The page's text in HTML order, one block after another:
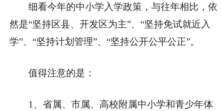
细看今年的中小学入学政策，与往年相比，依
然是“坚持区县、开发区为主”、“坚持免试就近入
学”、“坚持计划管理”、“坚持公开公平公正”。
值得注意的是：
1、省属、市属、高校附属中小学和青少年体